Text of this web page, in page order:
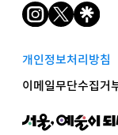
검
개인정보처리방침
이메일무단수집거